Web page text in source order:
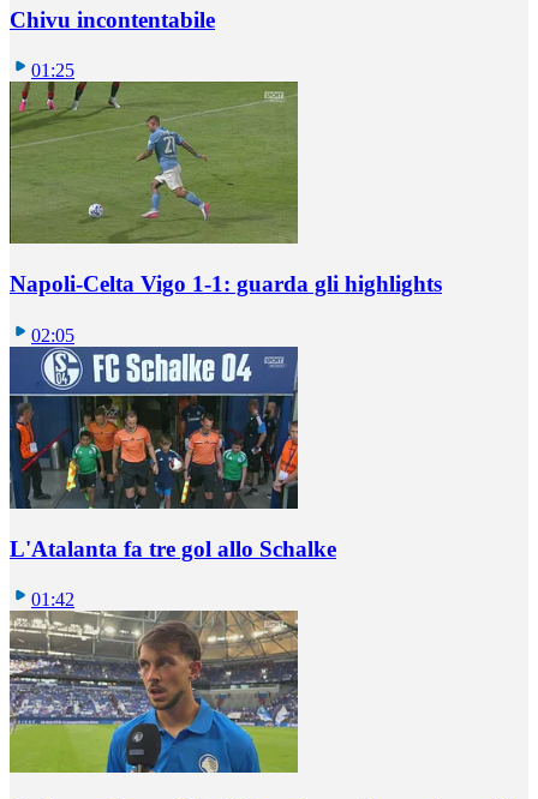
Chivu incontentabile
01:25
Napoli-Celta Vigo 1-1: guarda gli highlights
02:05
L'Atalanta fa tre gol allo Schalke
01:42